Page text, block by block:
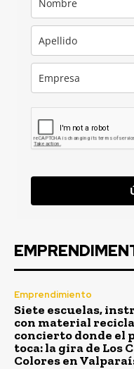
Emprendimiento
Siete escuelas,
con material
concierto donde el
toca: la gira de Los
Colores en